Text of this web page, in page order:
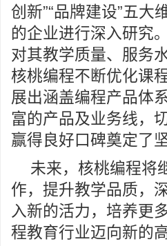
创新”“品牌建设”五
的企业进行深入研究
对其教学质量、服务
核桃编程不断优化课
展出涵盖编程产品体
富的产品及业务线，
赢得良好口碑奠定了
未来，核桃编程将
作，提升教学品质，
入新的活力，培养更
程教育行业迈向新的高